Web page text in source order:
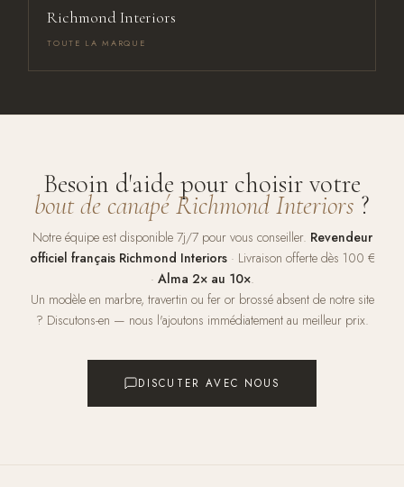
Richmond Interiors
TOUTE LA MARQUE
Besoin d'aide pour choisir votre
bout de canapé Richmond Interiors ?
Notre équipe est disponible 7j/7 pour vous conseiller. Revendeur
officiel français Richmond Interiors· Livraison offerte dès 100 €
· Alma 2× au 10×.
Un modèle en marbre, travertin ou fer or brossé absent de notre site
? Discutons-en — nous l'ajoutons immédiatement au meilleur prix.
DISCUTER AVEC NOUS